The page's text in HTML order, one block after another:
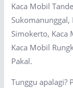
Kaca Mobil
Simokerto, Kaca
Kaca Mobil
Pakal.
Tunggu apalagi?